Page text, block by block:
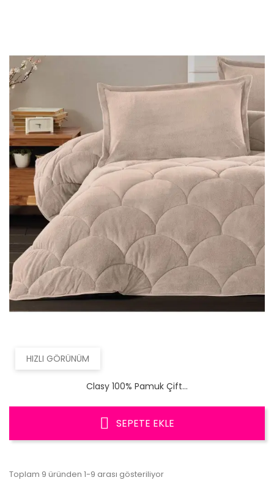
HIZLI GÖRÜNÜM
Clasy 100% Pamuk Çift...
SEPETE EKLE
Toplam 9 üründen 1-9 arası gösteriliyor